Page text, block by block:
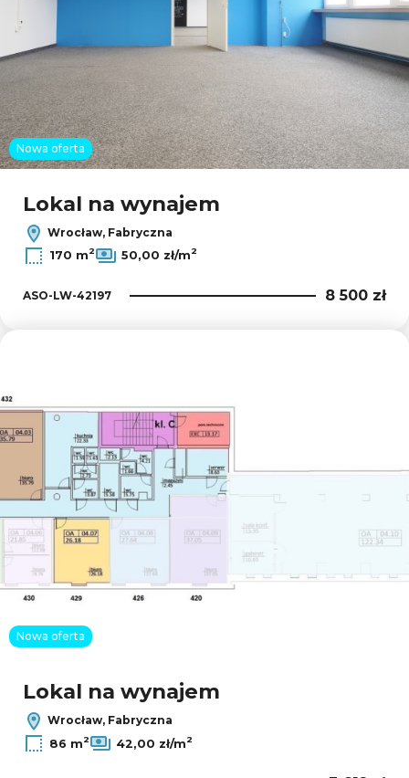
Nowa oferta
Lokal na wynajem
Wrocław, Fabryczna
170 m2 50,00 zł/m2
ASO-LW-42197 8 500 zł
Nowa oferta
Lokal na wynajem
Wrocław, Fabryczna
86 m2 42,00 zł/m2